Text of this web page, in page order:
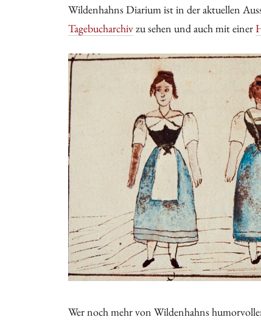
Wildenhahns Diarium ist in der aktuellen
Tagebucharchivzu sehen und auch mit einer
Wer noch mehr von Wildenhahns